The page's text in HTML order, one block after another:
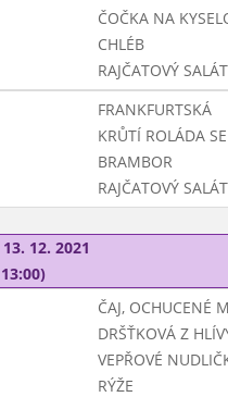
ČOČKA NA
CHLÉB
RAJČATOVÝ SALÁT
FRANKFURTSKÁ
KRŮTÍ ROLÁDA
BRAMBOR
RAJČATOVÝ SALÁT
12. 2021
ČAJ, OCHUCENÉ
DRŠŤKOVÁ Z
VEPŘOVÉ
RÝŽE